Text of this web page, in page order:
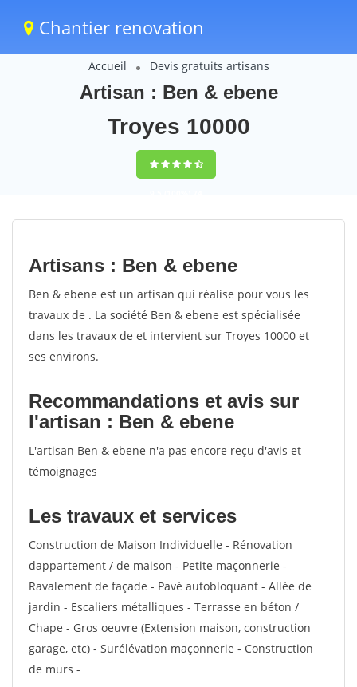
Chantier renovation
Accueil Devis gratuits artisans
Artisan : Ben & ebene
Troyes 10000
9,5(100%)74
votes
Artisans : Ben & ebene
Ben & ebene est un artisan qui réalise pour vous les
travaux de . La société Ben & ebene est spécialisée
dans les travaux de et intervient sur Troyes 10000 et
ses environs.
Recommandations et avis sur
l'artisan : Ben & ebene
L'artisan Ben & ebene n'a pas encore reçu d'avis et
témoignages
Les travaux et services
Construction de Maison Individuelle - Rénovation
dappartement / de maison - Petite maçonnerie -
Ravalement de façade - Pavé autobloquant - Allée de
jardin - Escaliers métalliques - Terrasse en béton /
Chape - Gros oeuvre (Extension maison, construction
garage, etc) - Surélévation maçonnerie - Construction
de murs -